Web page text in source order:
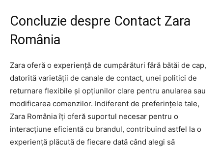
Concluzie despre Contact Zara
România
Zara oferă o experiență de cumpărături fără bătăi de cap,
datorită varietății de canale de contact, unei politici de
returnare flexibile și opțiunilor clare pentru anularea sau
modificarea comenzilor. Indiferent de preferințele tale,
Zara România îți oferă suportul necesar pentru o
interacțiune eficientă cu brandul, contribuind astfel la o
experiență plăcută de fiecare dată când alegi să